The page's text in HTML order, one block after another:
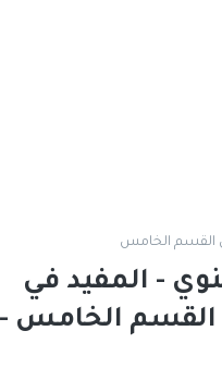
القسم الخامس
- المفيد في
- القسم الخامس